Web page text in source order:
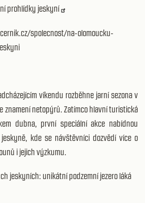
prohlídky jeskyní
spolecnost/na-olomoucku-
víkendu rozběhne jarní sezona v
znamení netopýrů. Zatímco hlavní turistická
dubna, první speciální akce nabídnou
kde se návštěvníci dozvědí více o
i jejich výzkumu.
jeskyních: unikátní podzemní jezero láká